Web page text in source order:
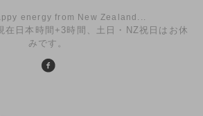
energy from New Zealand...
在日本時間+3時間、土日・NZ祝日はお休
みです。